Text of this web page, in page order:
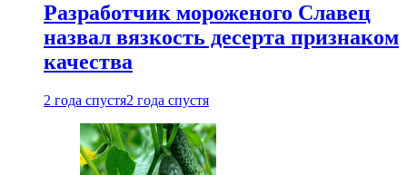
Разработчик мороженого Славец
назвал вязкость десерта признаком
качества
2 года спустя2 года спустя